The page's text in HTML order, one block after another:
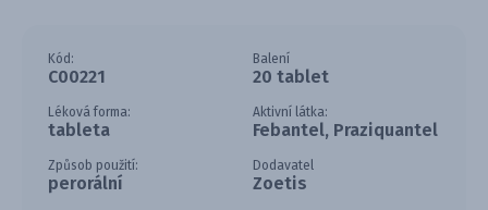
Kód:
C00221
Balení
20 tablet
Léková forma:
tableta
Aktivní látka:
Febantel, Praziquantel
Způsob použití:
perorální
Dodavatel
Zoetis